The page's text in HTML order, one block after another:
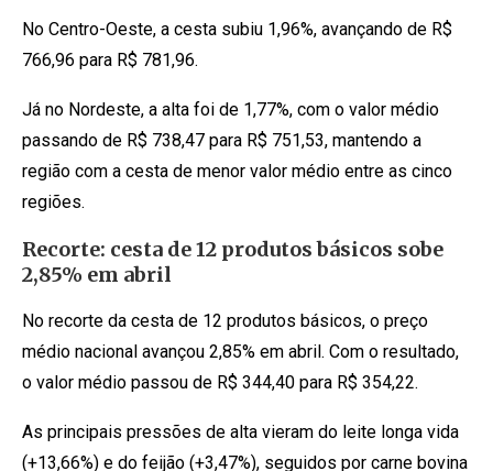
No Centro-Oeste, a cesta subiu 1,96%, avançando de R$
766,96 para R$ 781,96.
Já no Nordeste, a alta foi de 1,77%, com o valor médio
passando de R$ 738,47 para R$ 751,53, mantendo a
região com a cesta de menor valor médio entre as cinco
regiões.
Recorte: cesta de 12 produtos básicos sobe
2,85% em abril
No recorte da cesta de 12 produtos básicos, o preço
médio nacional avançou 2,85% em abril. Com o resultado,
o valor médio passou de R$ 344,40 para R$ 354,22.
As principais pressões de alta vieram do leite longa vida
(+13,66%) e do feijão (+3,47%), seguidos por carne bovina